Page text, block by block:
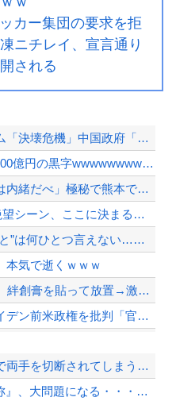
カー集団の要求を拒
ニチレイ、宣言通り
される
中国「大洪水！」三峡ダム「決壊危機」中国政府「新水路建設！（三峡新水路」現場職員...
【速報】USスチール、1800億円の黒字wwwwwwwwwwwwwwwwwwww...
中居正広「俺が来たことは内緒だべ」極秘で熊本でボランティアをしていたｗｗｗｗｗ
【画像】 『GANTZ』の絶望シーン、ここに決まるｗｗｗｗｗ
佐藤二朗「“ほんとうのこと”は何ひとつ言えない…」意味深投稿に憶測殺到
本気で逝くｗｗｗ
紙で指を切った40代男性。絆創膏を貼って放置→激痛で救急搬送され腕切断
ゼレンスキー大統領、バイデン前米政権を批判「官僚主義だった」…迎撃ミサイルのライ...
【悲報】ロシア系ハッカー集団の要求を拒否して神復旧した大手冷凍ニチレイ、宣言通り...
避難所に土足でズカズカと入ってきて勝手に動画や写真を撮影したメディア取材陣、挙句...
【労災】作業員が裁断機で両手を切断されてしまう大事故の映像。
AI絵師による『手描き詐称』、大問題になる・・・「今のAI画像はここまで来てる。...